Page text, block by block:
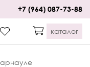
+7 (964) 087-73-88
каталог